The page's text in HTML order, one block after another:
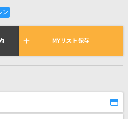
歌われている曲の一覧
MYリスト保存